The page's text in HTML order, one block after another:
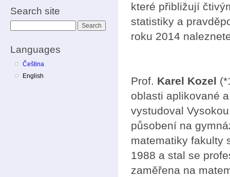
Search site
Languages
Čeština
English
které přibližují
statistiky a
roku 2014
Prof. Karel Kozel
oblasti aplikované
vystudoval
působení na
matematiky fakulty
1988 a stal se
zaměřena na